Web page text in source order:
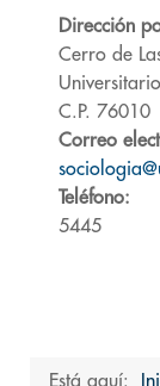
Dirección
Cerro de
C.P. 76010
Correo
Teléfono:
5445
Está aquí: